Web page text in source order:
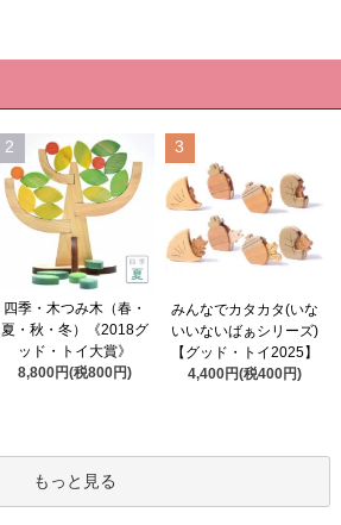
2
四季・木つみ木（春・
夏・秋・冬）《2018グ
ッド・トイ大賞》
8,800円(税800円)
3
みんなでカタカタ(いな
いいないばぁシリーズ)
【グッド・トイ2025】
4,400円(税400円)
もっと見る